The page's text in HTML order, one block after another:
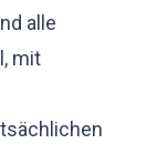
alle
mit